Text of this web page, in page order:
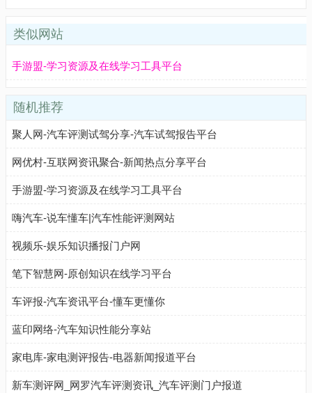
类似网站
手游盟-学习资源及在线学习工具平台
随机推荐
聚人网-汽车评测试驾分享-汽车试驾报告平台
网优村-互联网资讯聚合-新闻热点分享平台
手游盟-学习资源及在线学习工具平台
嗨汽车-说车懂车|汽车性能评测网站
视频乐-娱乐知识播报门户网
笔下智慧网-原创知识在线学习平台
车评报-汽车资讯平台-懂车更懂你
蓝印网络-汽车知识性能分享站
家电库-家电测评报告-电器新闻报道平台
新车测评网_网罗汽车评测资讯_汽车评测门户报道